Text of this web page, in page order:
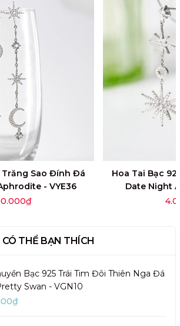
Trăng Sao Đính Đá
- VYE36
Hoa Tai Bạc
Date Night
CÓ THỂ BẠN THÍCH
Bạc 925 Trái Tim Đôi Thiên Nga Đá
Swan - VGN10